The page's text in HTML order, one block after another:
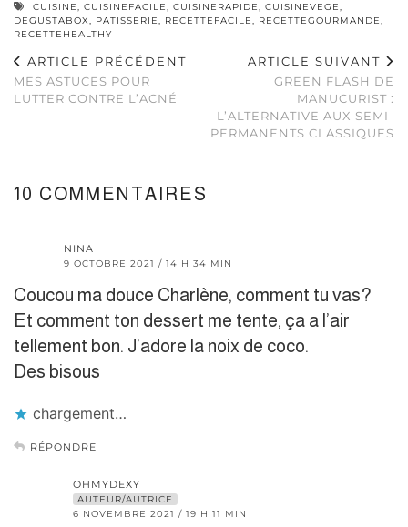
CUISINE, CUISINEFACILE, CUISINERAPIDE, CUISINEVEGE,
DEGUSTABOX, PATISSERIE, RECETTEFACILE, RECETTEGOURMANDE,
RECETTEHEALTHY
ARTICLE PRÉCÉDENT
MES ASTUCES POUR
LUTTER CONTRE L’ACNÉ
ARTICLE SUIVANT
GREEN FLASH DE
MANUCURIST :
L’ALTERNATIVE AUX SEMI-
PERMANENTS CLASSIQUES
10 COMMENTAIRES
NINA
9 OCTOBRE 2021 / 14 H 34 MIN
Coucou ma douce Charlène, comment tu vas?
Et comment ton dessert me tente, ça a l’air
tellement bon. J’adore la noix de coco.
Des bisous
chargement…
RÉPONDRE
OHMYDEXY
AUTEUR/AUTRICE
6 NOVEMBRE 2021 / 19 H 11 MIN